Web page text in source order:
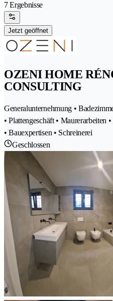
7 Ergebnisse
Jetzt geöffnet
OZENI HOME
CONSULTING
Generalunternehmung •
• Plattengeschäft • Maurerarbeiten
• Bauexpertisen • Schreinerei
Geschlossen